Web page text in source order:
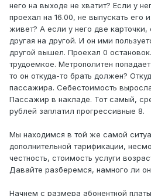
него на выходе не хватит? Если у
проехал на 16.00, не выпускать его
живет? А если у него две карточки,
другая на другой. И он ими
другой вышел. Проехал 0
трудоемкое. Метрополитен
то он откуда-то брать должен?
пассажира. Себестоимость
Пассажир в накладе. Тот самый,
рублей заплатил прогрессивные 8.
Мы находимся в той же самой
дополнительной тарификации,
честность, стоимость услуги
Давайте разберемся, намного ли
Начнем с размера абонентной